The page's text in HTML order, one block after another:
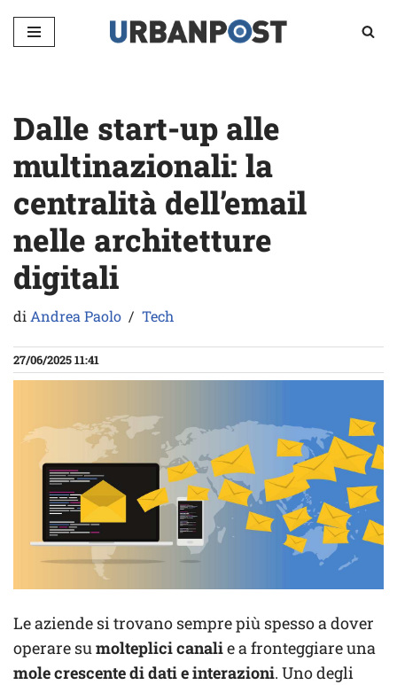
Vai
Dalle start-up alle
multinazionali: la
centralità dell’email
nelle architetture
digitali
diAndrea Paolo Tech
27/06/2025 11:41
Le aziende si trovano sempre più spesso a dover
operare su molteplici canalie a fronteggiare una
mole crescente di dati e interazioni. Uno degli